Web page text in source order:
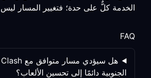
الخدمة كلٌّ على حدة؛ فتغيير المسار ليس
FAQ
الجنوبية دائمًا إلى تحسين الألعاب؟